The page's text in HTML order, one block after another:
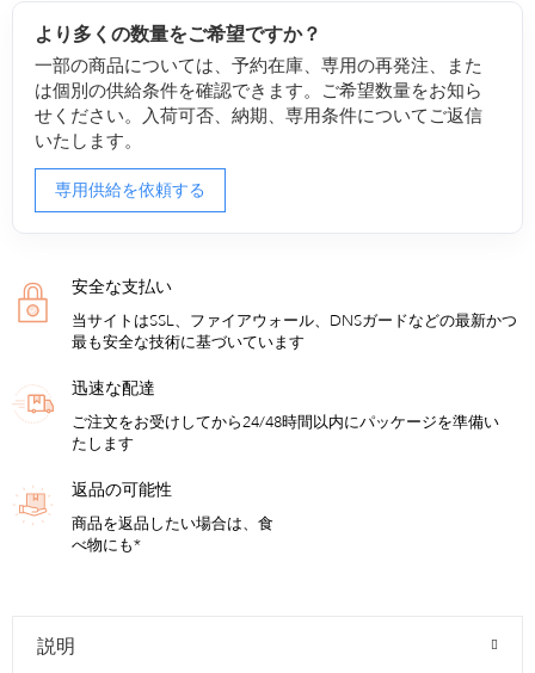
より多くの数量をご希望ですか？
一部の商品については、予約在庫、専用の再発注、また
は個別の供給条件を確認できます。ご希望数量をお知ら
せください。入荷可否、納期、専用条件についてご返信
いたします。
専用供給を依頼する
安全な支払い
当サイトはSSL、ファイアウォール、DNSガードなどの最新かつ
最も安全な技術に基づいています
迅速な配達
ご注文をお受けしてから24/48時間以内にパッケージを準備い
たします
返品の可能性
商品を返品したい場合は、食
べ物にも*
説明